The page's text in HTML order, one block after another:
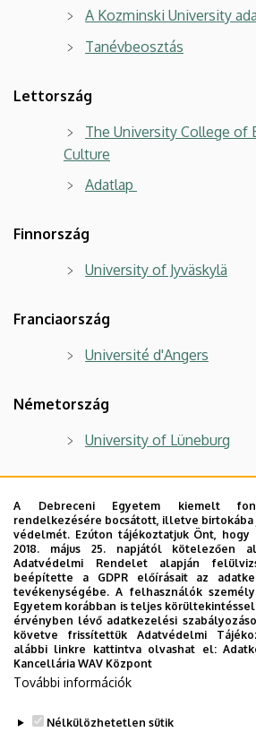
A Kozminski University
Tanévbeosztás
Lettország
The University College of
Culture
Adatlap
Finnország
University of Jyväskylä
Franciaország
Université d'Angers
Németország
University of Lüneburg
Universitá di Bologna -
Spanyolország
Universidad de Granada
Kurzusok (spanyol
A Debreceni Egyetem kiemelt
rendelkezésére bocsátott, illetve
védelmét. Ezúton tájékoztatjuk Önt, hogy
2018. május 25. napjától kötelezően
Adatvédelmi Rendelet alapján
beépítette a GDPR előírásait az
tevékenységébe. A felhasználók
Egyetem korábban is teljes
érvényben lévő adatkezelési
követve frissítettük Adatvédelmi
alábbi linkre kattintva olvashat el:
Kancellária WAV Központ
További információk
Nélkülözhetetlen sütik